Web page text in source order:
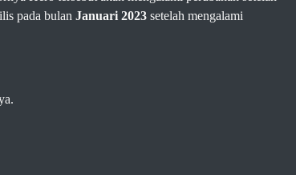
pada bulan Januari 2023 setelah mengalami